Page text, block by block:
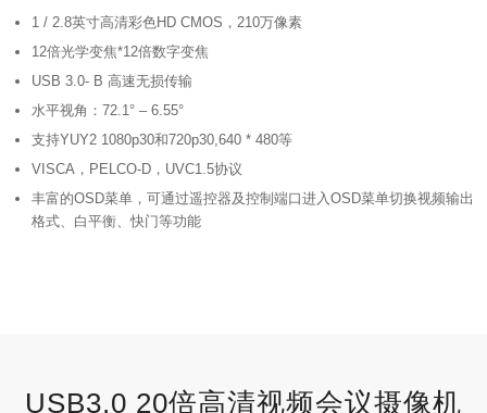
1 / 2.8英寸高清彩色HD CMOS，210万像素
12倍光学变焦*12倍数字变焦
USB 3.0- B 高速无损传输
水平视角：72.1° – 6.55°
支持YUY2 1080p30和720p30,640 * 480等
VISCA，PELCO-D，UVC1.5协议
丰富的OSD菜单，可通过遥控器及控制端口进入OSD菜单切换视频输出
格式、白平衡、快门等功能
USB3.0 20倍高清视频会议摄像机